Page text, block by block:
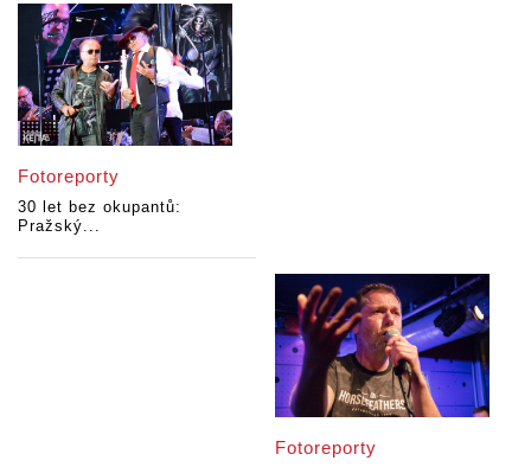
Fotoreporty
30 let bez okupantů:
Pražský...
Fotoreporty